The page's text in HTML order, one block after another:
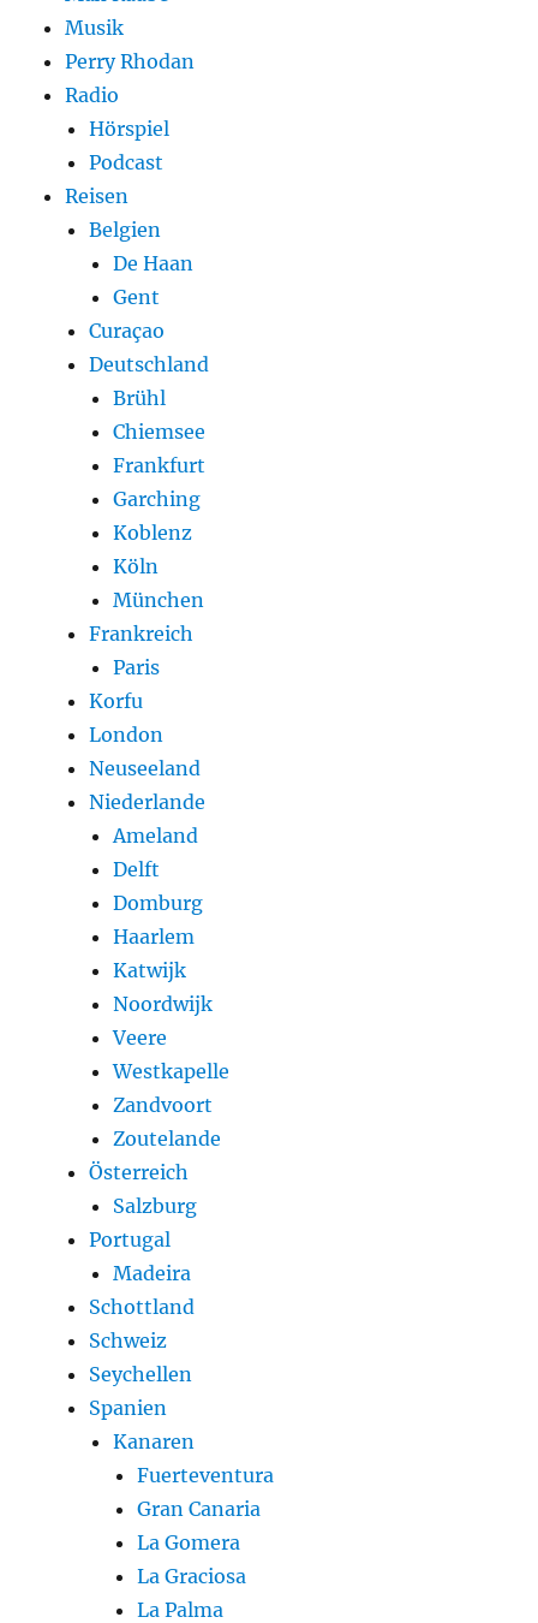
Musik
Perry Rhodan
Radio
Hörspiel
Podcast
Reisen
Belgien
De Haan
Gent
Curaçao
Deutschland
Brühl
Chiemsee
Frankfurt
Garching
Koblenz
Köln
München
Frankreich
Paris
Korfu
London
Neuseeland
Niederlande
Ameland
Delft
Domburg
Haarlem
Katwijk
Noordwijk
Veere
Westkapelle
Zandvoort
Zoutelande
Österreich
Salzburg
Portugal
Madeira
Schottland
Schweiz
Seychellen
Spanien
Kanaren
Fuerteventura
Gran Canaria
La Gomera
La Graciosa
La Palma